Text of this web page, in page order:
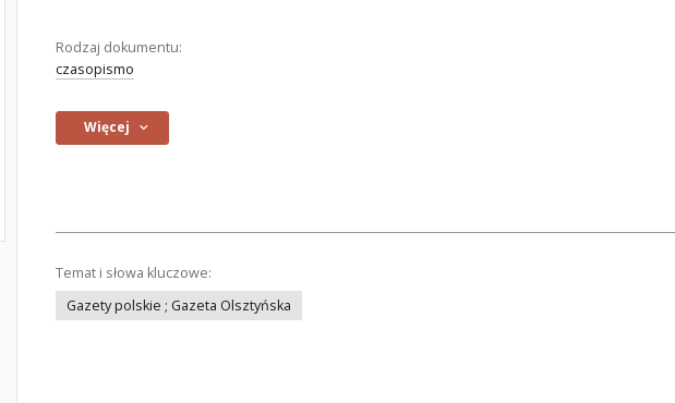
Rodzaj dokumentu:
czasopismo
Więcej
Temat i słowa kluczowe:
Gazety polskie ; Gazeta Olsztyńska